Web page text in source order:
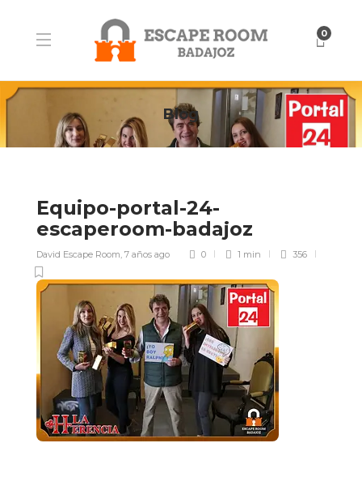
0
Blog
Equipo-portal-24-
escaperoom-badajoz
David Escape Room, 7 años ago 0 1 min 356